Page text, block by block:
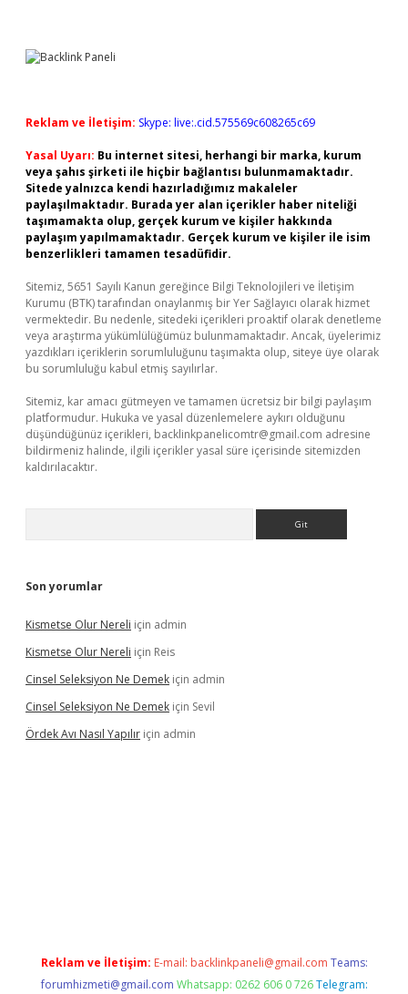
Reklam ve İletişim: Skype: live:.cid.575569c608265c69
Yasal Uyarı: Bu internet sitesi, herhangi bir marka, kurum
veya şahıs şirketi ile hiçbir bağlantısı bulunmamaktadır.
Sitede yalnızca kendi hazırladığımız makaleler
paylaşılmaktadır. Burada yer alan içerikler haber niteliği
taşımamakta olup, gerçek kurum ve kişiler hakkında
paylaşım yapılmamaktadır. Gerçek kurum ve kişiler ile isim
benzerlikleri tamamen tesadüfidir.
Sitemiz, 5651 Sayılı Kanun gereğince Bilgi Teknolojileri ve İletişim
Kurumu (BTK) tarafından onaylanmış bir Yer Sağlayıcı olarak hizmet
vermektedir. Bu nedenle, sitedeki içerikleri proaktif olarak denetleme
veya araştırma yükümlülüğümüz bulunmamaktadır. Ancak, üyelerimiz
yazdıkları içeriklerin sorumluluğunu taşımakta olup, siteye üye olarak
bu sorumluluğu kabul etmiş sayılırlar.
Sitemiz, kar amacı gütmeyen ve tamamen ücretsiz bir bilgi paylaşım
platformudur. Hukuka ve yasal düzenlemelere aykırı olduğunu
düşündüğünüz içerikleri, backlinkpanelicomtr@gmail.com adresine
bildirmeniz halinde, ilgili içerikler yasal süre içerisinde sitemizden
kaldırılacaktır.
Son yorumlar
Kismetse Olur Nereli için admin
Kismetse Olur Nereli için Reis
Cinsel Seleksiyon Ne Demek için admin
Cinsel Seleksiyon Ne Demek için Sevil
Ördek Avı Nasıl Yapılır için admin
Reklam ve İletişim: E-mail: backlinkpaneli@gmail.com Teams:
forumhizmeti@gmail.com Whatsapp: 0262 606 0 726 Telegram: